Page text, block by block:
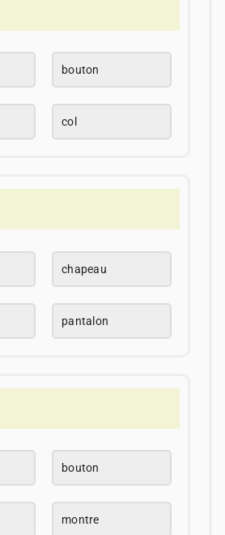
bouton
col
chapeau
pantalon
bouton
montre